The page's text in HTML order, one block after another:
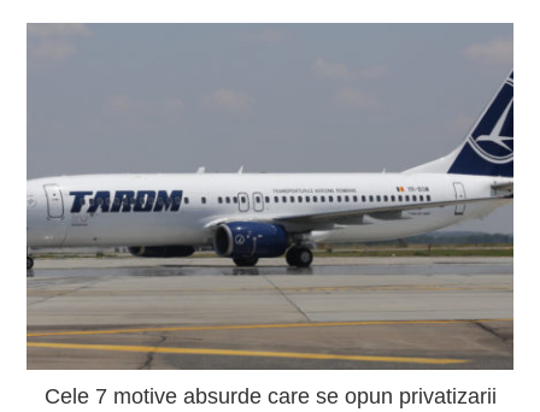
Cele 7 motive absurde care se opun privatizarii